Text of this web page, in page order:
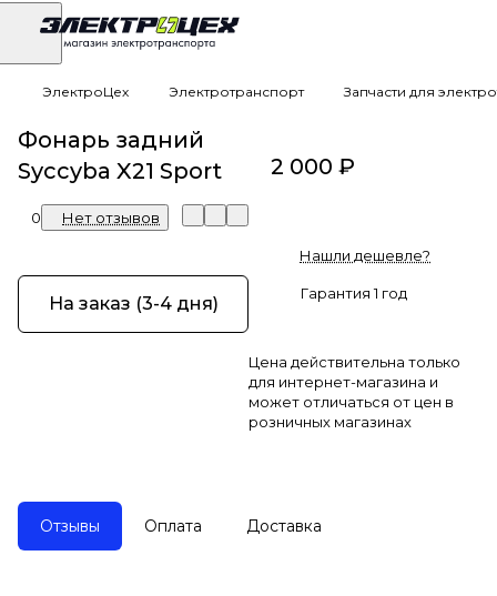
ЭлектроЦех Электротранспорт Запчасти для
Фонарь задний
Syccyba X21 Sport
0 Нет отзывов
На заказ (3-4 дня)
2 000 ₽
Нашли дешевле?
Гарантия 1 год
Цена действительна только
для интернет-магазина и
может отличаться от цен в
розничных магазинах
Отзывы Оплата Доставка